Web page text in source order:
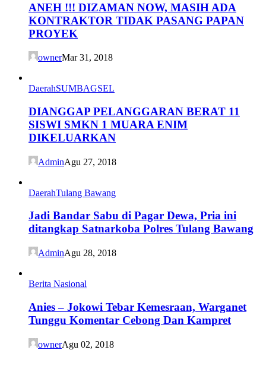
ANEH !!! DIZAMAN NOW, MASIH ADA
KONTRAKTOR TIDAK PASANG PAPAN
PROYEK
ownerMar 31, 2018
DaerahSUMBAGSEL
DIANGGAP PELANGGARAN BERAT 11
SISWI SMKN 1 MUARA ENIM
DIKELUARKAN
AdminAgu 27, 2018
DaerahTulang Bawang
Jadi Bandar Sabu di Pagar Dewa, Pria ini
ditangkap Satnarkoba Polres Tulang Bawang
AdminAgu 28, 2018
Berita Nasional
Anies – Jokowi Tebar Kemesraan, Warganet
Tunggu Komentar Cebong Dan Kampret
ownerAgu 02, 2018